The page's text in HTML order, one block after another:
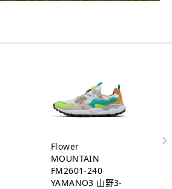
Flower
MOUNTAIN
FM2601-240
YAMANO3 山野3-